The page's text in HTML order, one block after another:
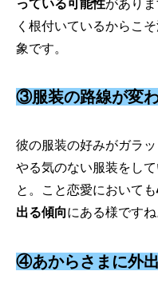
っている可能性があり
く根付いているからこ
象です。
③服装の路線が変
彼の服装の好みがガラ
やる気のない服装をし
と。こと恋愛においても
出る傾向にある様ですね
④あからさまに外